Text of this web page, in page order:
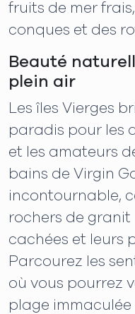
fruits de mer
conques et des
Beauté
plein air
Les îles Vierges
paradis pour les
et les amateurs
bains de Virgin
incontournable,
rochers de granit
cachées et leurs
Parcourez les
où vous pourrez
plage